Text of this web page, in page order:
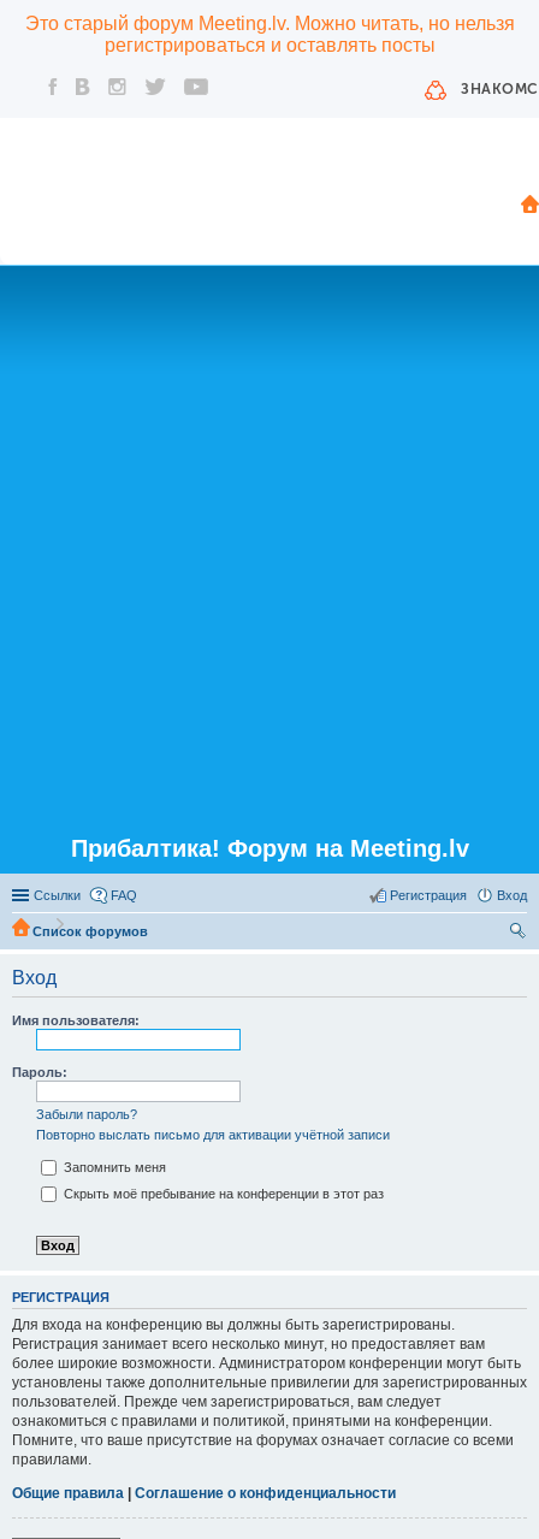
Это старый форум Meeting.lv. Можно читать, но нельзя
регистрироваться и оставлять посты
Прибалтика! Форум на Meeting.lv
Ссылки FAQ Вход
Регистрация
Список форумов
Вход
Имя пользователя:
Пароль:
Забыли пароль?
Повторно выслать письмо для активации учётной записи
Запомнить меня
Скрыть моё пребывание на конференции в этот раз
РЕГИСТРАЦИЯ
Для входа на конференцию вы должны быть зарегистрированы.
Регистрация занимает всего несколько минут, но предоставляет вам
более широкие возможности. Администратором конференции могут быть
установлены также дополнительные привилегии для зарегистрированных
пользователей. Прежде чем зарегистрироваться, вам следует
ознакомиться с правилами и политикой, принятыми на конференции.
Помните, что ваше присутствие на форумах означает согласие со всеми
правилами.
Общие правила
Соглашение о конфиденциальности